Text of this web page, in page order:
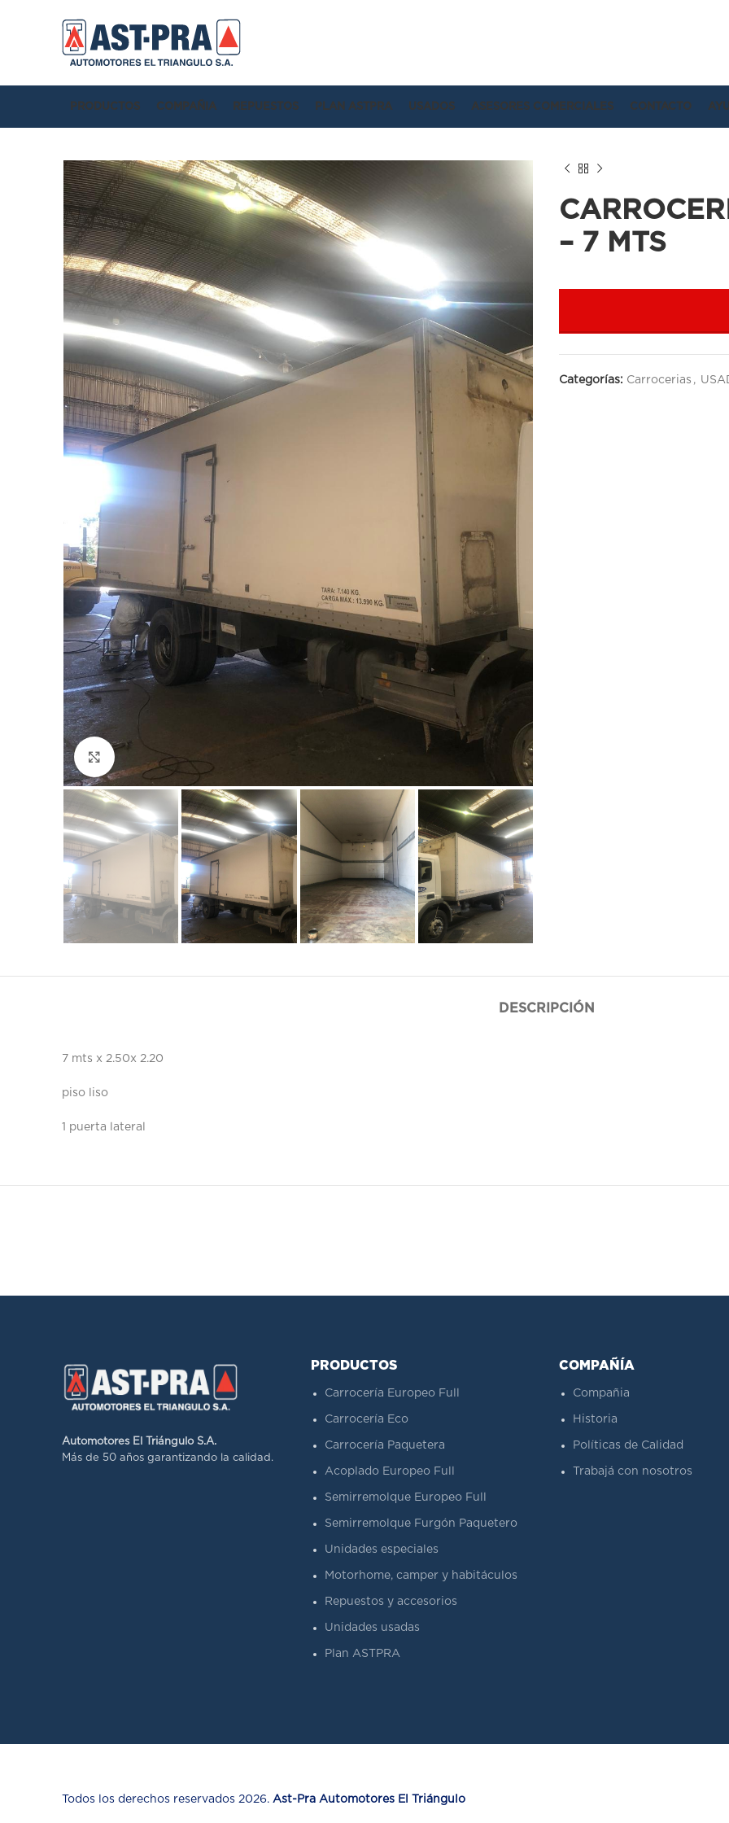
PRODUCTOS COMPAÑIA REPUESTOS PLAN ASTPRA USADOS ASESORES COMERCIALES CONTACTO
Click to enlarge
– 7 MTS
Categorías: Carrocerias ,
DESCRIPCIÓN
7 mts x 2.50x 2.20
piso liso
1 puerta lateral
Automotores El Triángulo S.A.
Más de 50 años garantizando la calidad.
PRODUCTOS
Carrocería Europeo Full
Carrocería Eco
Carrocería Paquetera
Acoplado Europeo Full
Semirremolque Europeo Full
Semirremolque Furgón Paquetero
Unidades especiales
Motorhome, camper y habitáculos
Repuestos y accesorios
Unidades usadas
Plan ASTPRA
COMPAÑÍA
Compañia
Historia
Políticas de Calidad
Trabajá con nosotros
Todos los derechos reservados 2026. Ast-Pra Automotores El Triángulo